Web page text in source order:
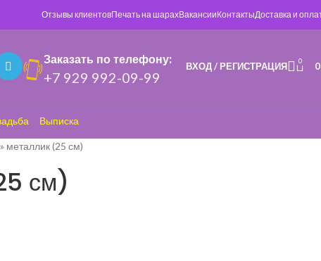
Отзывы клиентовПечать на шарахВакансииКонтактыДоставка и
Заказать по телефону:
+7 929 992-09-99
ВХОД / РЕГИСТРАЦИЯ 0
Выписка
металлик (25 см)
см)